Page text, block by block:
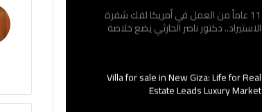
11 عاماً من العمل في أمريكا لفك شفرة
الاستيراد.. دكتور ناصر الحارثي يضع خلاصة
تجاربه بين يدي شباب الخليج
Villa for sale in New Giza: Life for Real
Estate Leads Luxury Market